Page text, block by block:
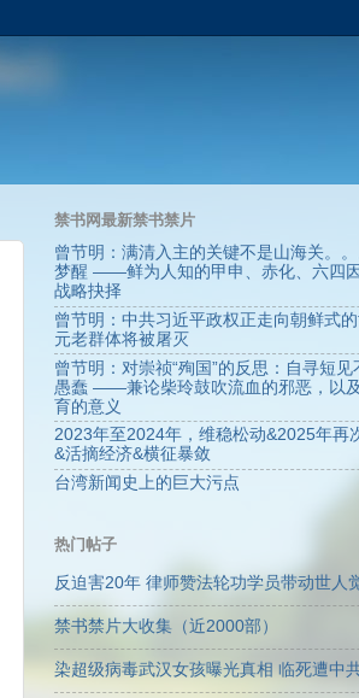
禁书网最新禁书禁片
曾节明：满清入主的关键不是山海关。
梦醒 ——鲜为人知的甲申、赤化、六四
战略抉择
曾节明：中共习近平政权正走向朝鲜式
元老群体将被屠灭
曾节明：对崇祯“殉国”的反思：自寻短
愚蠢 ——兼论柴玲鼓吹流血的邪恶，以
育的意义
2023年至2024年，维稳松动&2025年再
&活摘经济&横征暴敛
台湾新闻史上的巨大污点
热门帖子
反迫害20年 律师赞法轮功学员带动世人
禁书禁片大收集（近2000部）
染超级病毒武汉女孩曝光真相 临死遭中